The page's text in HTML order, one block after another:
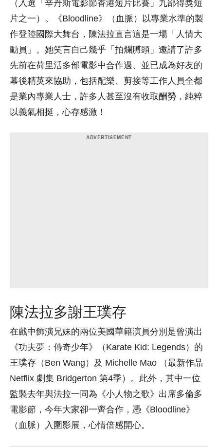
（入選「辛丹斯電影節香港短片比賽」九部得獎短
片之一）。《Bloodline》（血脈）以專業水準的製
作登陸國際大舞台，陳法拉直言這是一場「人情大
動員」。她笑言自己幾乎「拍爛膊頭」邀請了許多
先前在荷里活多部電影中合作過、並已成為好友的
幕後精英來協助，包括配樂、剪接等工作人員全都
是業內專業人士，許多人甚至沒有收取酬勞，純粹
以義氣相挺，心存感激！
陳法拉多謝王璞存
在戲中飾演兄妹的兩位美國華籍演員分別是曾演出
《功夫夢：傳奇少年》（Karate Kid: Legends）的
王璞存（Ben Wang）及 Michelle Mao （最新作品
Netflix 劇集 Bridgerton 第4季）。此外，其中一位
監製去年與法拉一同為《小人物之歌》出席多倫多
電影節，今年大家卻一齊合作，憑《Bloodline》
（血脈）入圍影展，心情倍感開心。